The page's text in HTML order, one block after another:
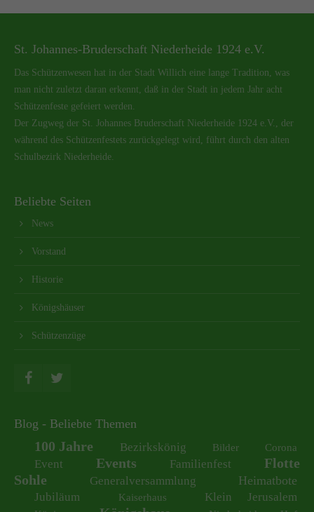
St. Johannes-Bruderschaft Niederheide 1924 e.V.
Das Schützenwesen hat in der Stadt Willich eine lange Tradition, was
man nicht zuletzt daran erkennt, daß in der Stadt in jedem Jahr acht
Schützenfeste gefeiert werden.
Der Zugweg der St. Johannes Bruderschaft Niederheide 1924 e.V., der
während des Schützenfestets zurückgelegt wird, führt durch den alten
Schulbezirk Niederheide.
Beliebte Seiten
News
Vorstand
Historie
Königshäuser
Schützenzüge
Blog - Beliebte Themen
100 Jahre Bezirkskönig Bilder Corona
Event Events Familienfest
Flotte
Sohle
Generalversammlung Heimatbote
Jubiläum Kaiserhaus Klein Jerusalem